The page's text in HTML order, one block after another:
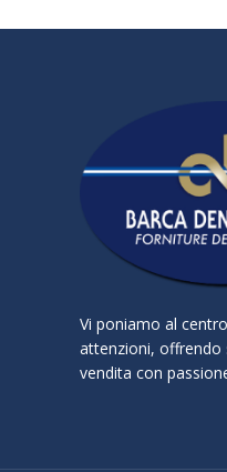
Vi poniamo al
attenzioni, offrendo
vendita con